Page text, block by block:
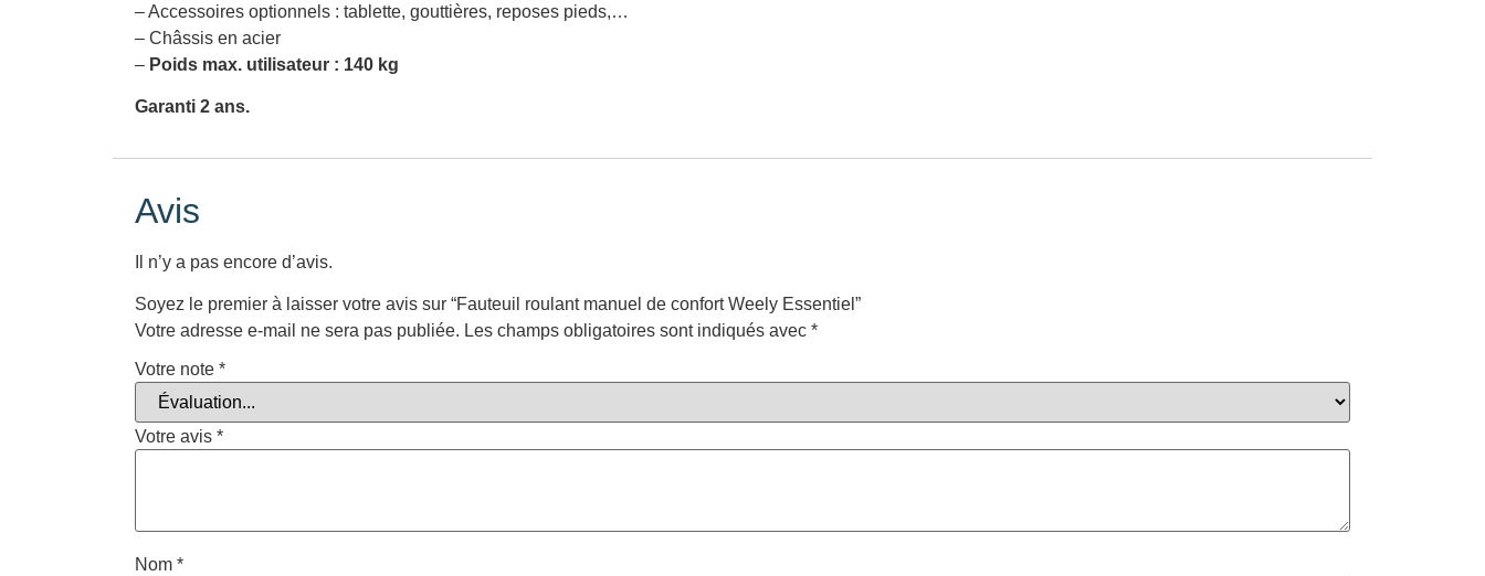
– Accessoires optionnels : tablette, gouttières, reposes pieds,…
– Châssis en acier
– Poids max. utilisateur : 140 kg
Garanti 2 ans.
Avis
Il n’y a pas encore d’avis.
Soyez le premier à laisser votre avis sur “Fauteuil roulant manuel de confort Weely Essentiel”
Votre adresse e-mail ne sera pas publiée. Les champs obligatoires sont indiqués avec *
Votre note *
Votre avis *
Nom *